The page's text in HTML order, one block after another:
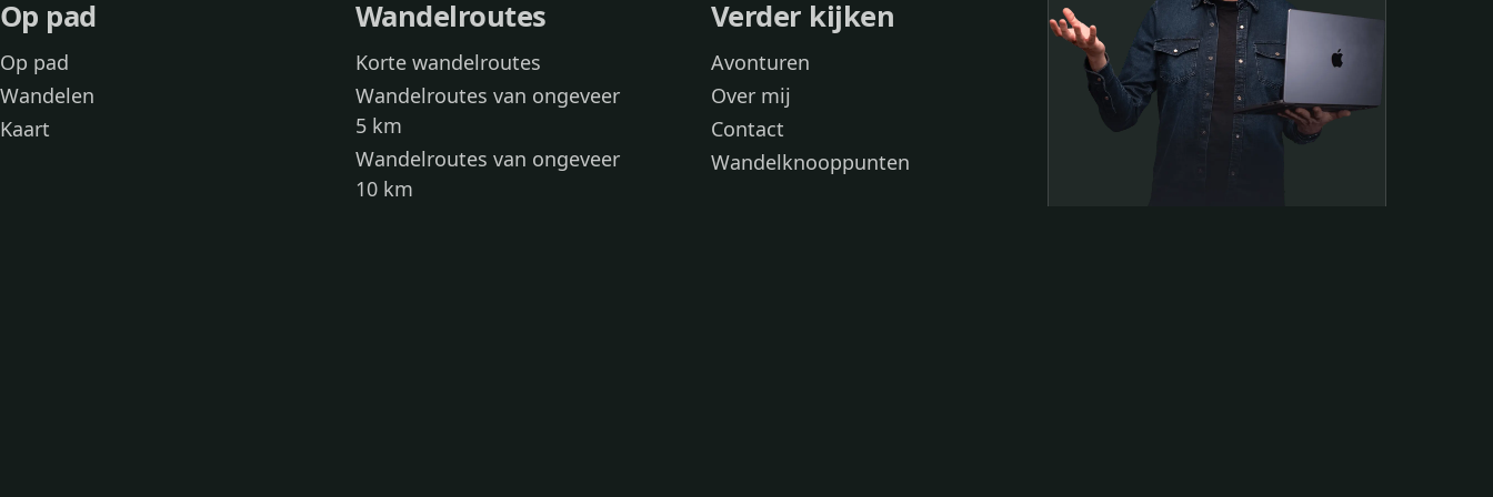
Op pad
Op pad
Wandelen
Kaart
Wandelroutes
Korte wandelroutes
Wandelroutes van ongeveer
5 km
Wandelroutes van ongeveer
10 km
Verder kijken
Avonturen
Over mij
Contact
Wandelknooppunten